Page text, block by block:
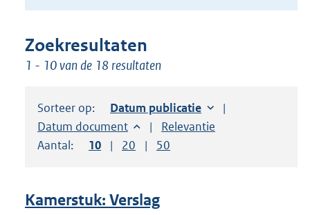
suggesties.
Druk
om
uw
Zoekresultaten
1 - 10 van de 18 resultaten
Sorteer op: Sorteer op:
Datum publicatie
Sorteer op:
Datum document Sorteer op:
Relevantie
Aantal:
Toon
10 resultaten per pagina
Toon
20 resultaten per pagina
Toon
50
Kamerstuk: Verslag